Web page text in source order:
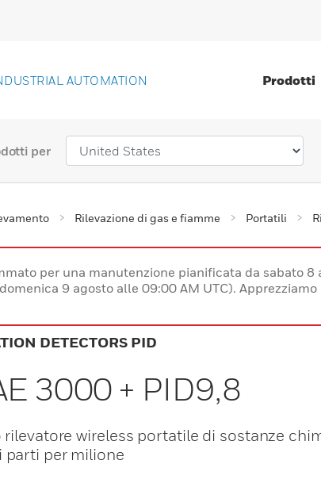
AUTOMATION Prodotti
per
Rilevazione di gas e fiamme Portatili
per una manutenzione pianificata da sabato
9 agosto alle 09:00 AM UTC).
DETECTORS PID
3000 + PID9,8
rilevatore wireless portatile di sostanze
parti per milione